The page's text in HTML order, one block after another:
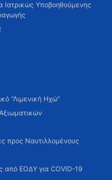
Ιατρικώς Υποβοηθούμενης
“Λιμενική Ηχώ”
προς Ναυτιλλομένους
από ΕΟΔΥ για COVID-19